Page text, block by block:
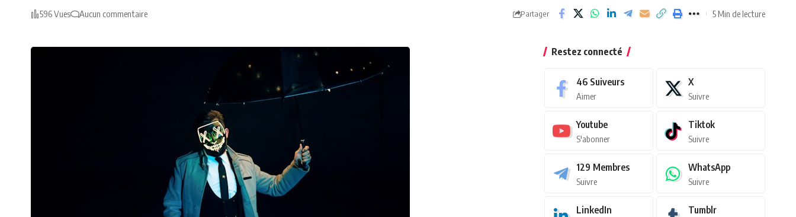
596 Vues Aucun commentaire Partager 5 Min de lecture
Restez connecté
46 Suiveurs
Aimer
X
Suivre
Youtube
S'abonner
Tiktok
Suivre
129 Membres
Suivre
WhatsApp
Suivre
LinkedIn Tumblr